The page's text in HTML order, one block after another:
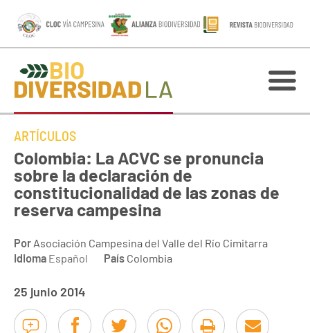
ARTÍCULOS
Colombia: La ACVC se pronuncia
sobre la declaración de
constitucionalidad de las zonas de
reserva campesina
Por Asociación Campesina del Valle del Río Cimitarra
Idioma Español País Colombia
25 junio 2014